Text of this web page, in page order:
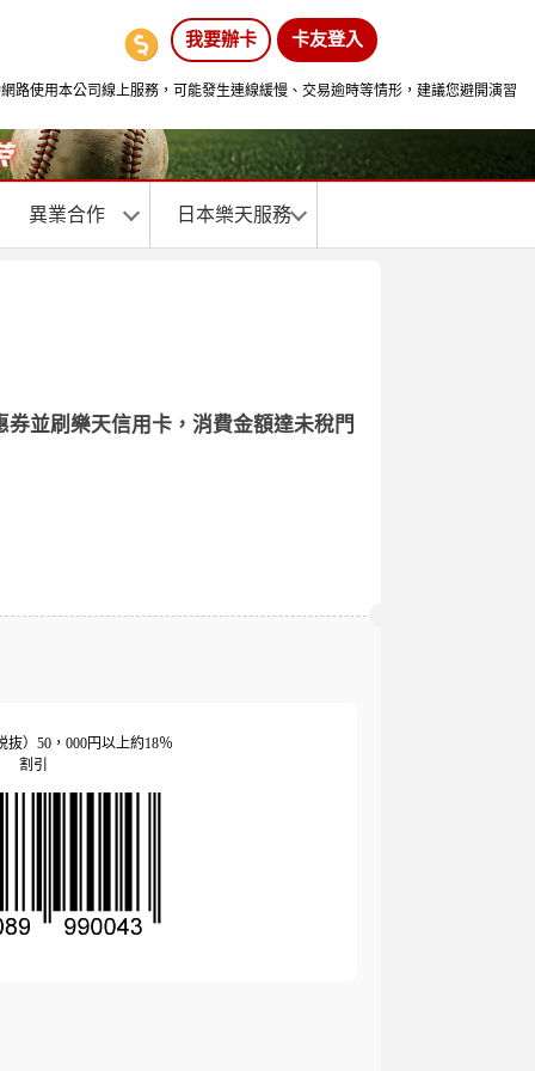
卡友登入
我要辦卡
路使用本公司線上服務，可能發生連線緩慢、交易逾時等情形，建議您避開演習
異業合作 日本樂天服務
並刷樂天信用卡，消費金額達未稅門
）50，000円以上約18％
割引